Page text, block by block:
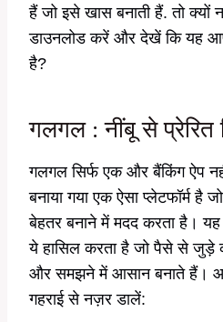
हैं जो इसे खास बनाती हैं. तो
डाउनलोड करें और देखें कि यह
है?
गलगल : नींबू से प्रेरित
गलगल सिर्फ एक और बैंकिंग ऐप
बनाया गया एक ऐसा प्लेटफॉर्म है
बेहतर बनाने में मदद करता है।
ये हासिल करता है जो पैसे से जुड़े
और समझने में आसान बनाते हैं।
गहराई से नज़र डालें: